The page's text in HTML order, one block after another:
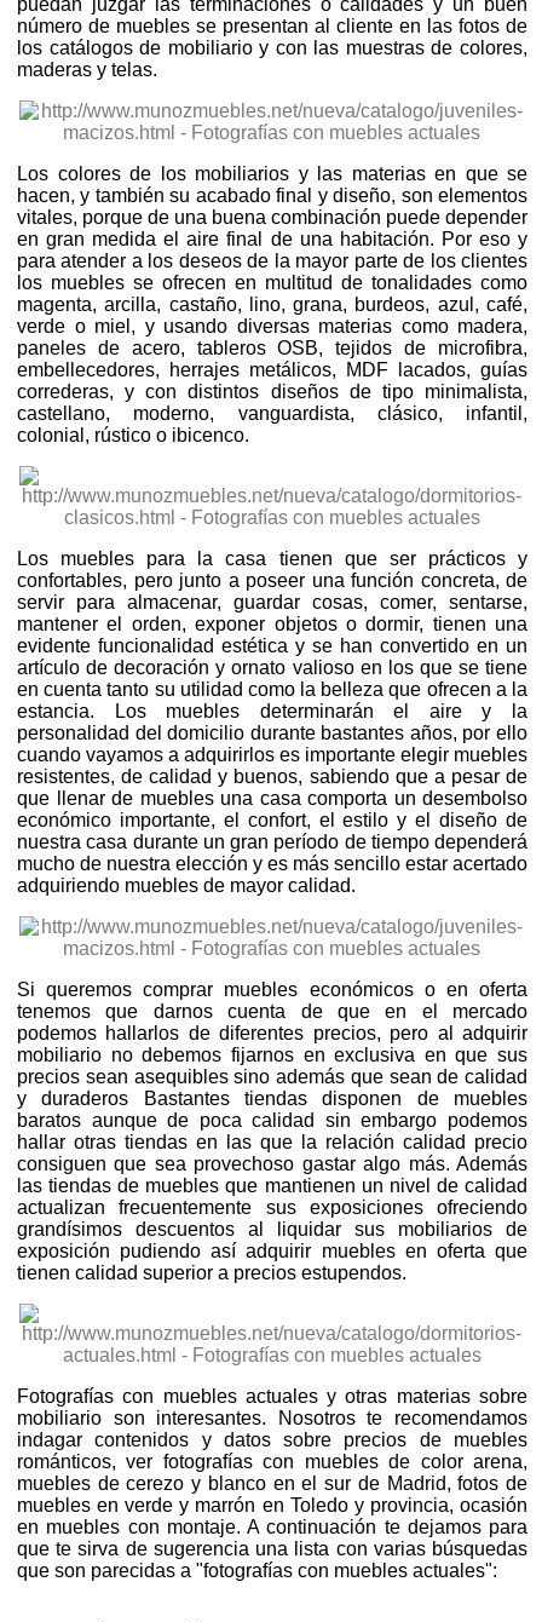
puedan juzgar las terminaciones o calidades y un buen
número de muebles se presentan al cliente en las fotos de
los catálogos de mobiliario y con las muestras de colores,
maderas y telas.
Los colores de los mobiliarios y las materias en que se
hacen, y también su acabado final y diseño, son elementos
vitales, porque de una buena combinación puede depender
en gran medida el aire final de una habitación. Por eso y
para atender a los deseos de la mayor parte de los clientes
los muebles se ofrecen en multitud de tonalidades como
magenta, arcilla, castaño, lino, grana, burdeos, azul, café,
verde o miel, y usando diversas materias como madera,
paneles de acero, tableros OSB, tejidos de microfibra,
embellecedores, herrajes metálicos, MDF lacados, guías
correderas, y con distintos diseños de tipo minimalista,
castellano, moderno, vanguardista, clásico, infantil,
colonial, rústico o ibicenco.
Los muebles para la casa tienen que ser prácticos y
confortables, pero junto a poseer una función concreta, de
servir para almacenar, guardar cosas, comer, sentarse,
mantener el orden, exponer objetos o dormir, tienen una
evidente funcionalidad estética y se han convertido en un
artículo de decoración y ornato valioso en los que se tiene
en cuenta tanto su utilidad como la belleza que ofrecen a la
estancia. Los muebles determinarán el aire y la
personalidad del domicilio durante bastantes años, por ello
cuando vayamos a adquirirlos es importante elegir muebles
resistentes, de calidad y buenos, sabiendo que a pesar de
que llenar de muebles una casa comporta un desembolso
económico importante, el confort, el estilo y el diseño de
nuestra casa durante un gran período de tiempo dependerá
mucho de nuestra elección y es más sencillo estar acertado
adquiriendo muebles de mayor calidad.
Si queremos comprar muebles económicos o en oferta
tenemos que darnos cuenta de que en el mercado
podemos hallarlos de diferentes precios, pero al adquirir
mobiliario no debemos fijarnos en exclusiva en que sus
precios sean asequibles sino además que sean de calidad
y duraderos Bastantes tiendas disponen de muebles
baratos aunque de poca calidad sin embargo podemos
hallar otras tiendas en las que la relación calidad precio
consiguen que sea provechoso gastar algo más. Además
las tiendas de muebles que mantienen un nivel de calidad
actualizan frecuentemente sus exposiciones ofreciendo
grandísimos descuentos al liquidar sus mobiliarios de
exposición pudiendo así adquirir muebles en oferta que
tienen calidad superior a precios estupendos.
Fotografías con muebles actuales y otras materias sobre
mobiliario son interesantes. Nosotros te recomendamos
indagar contenidos y datos sobre precios de muebles
románticos, ver fotografías con muebles de color arena,
muebles de cerezo y blanco en el sur de Madrid, fotos de
muebles en verde y marrón en Toledo y provincia, ocasión
en muebles con montaje. A continuación te dejamos para
que te sirva de sugerencia una lista con varias búsquedas
que son parecidas a "fotografías con muebles actuales":